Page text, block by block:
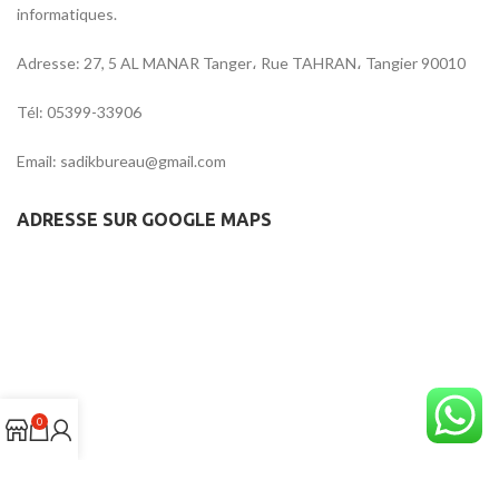
informatiques.
Adresse: 27, 5 AL MANAR Tanger، Rue TAHRAN، Tangier 90010
Tél: 05399-33906
Email: sadikbureau@gmail.com
ADRESSE SUR GOOGLE MAPS
0